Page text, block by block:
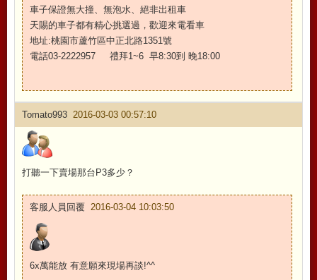
車子保證無大撞、無泡水、絕非出租車
天賜的車子都有精心挑選過，歡迎來電看車
地址:桃園市蘆竹區中正北路1351號
電話03-2222957 禮拜1~6 早8:30到 晚18:00
Tomato993 2016-03-03 00:57:10
打聽一下賣場那台P3多少？
客服人員回覆 2016-03-04 10:03:50
6x萬能放 有意願來現場再談!^^